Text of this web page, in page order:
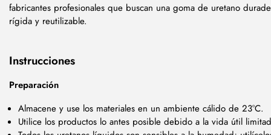
fabricantes profesionales que buscan una goma de uretano
rígida y reutilizable.
Instrucciones
Preparación
Almacene y use los materiales en un ambiente cálido de 23°C.
Utilice los productos lo antes posible debido a la vida útil